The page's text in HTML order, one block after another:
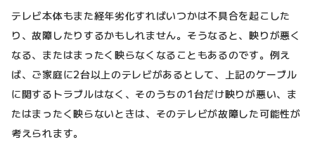
テレビ本体もまた経年劣化すればいつかは不具合を起こした
り、故障したりするかもしれません。そうなると、映りが悪く
なる、またはまったく映らなくなることもあるのです。例え
ば、ご家庭に2台以上のテレビがあるとして、上記のケーブル
に関するトラブルはなく、そのうちの1台だけ映りが悪い、ま
たはまったく映らないときは、そのテレビが故障した可能性が
考えられます。